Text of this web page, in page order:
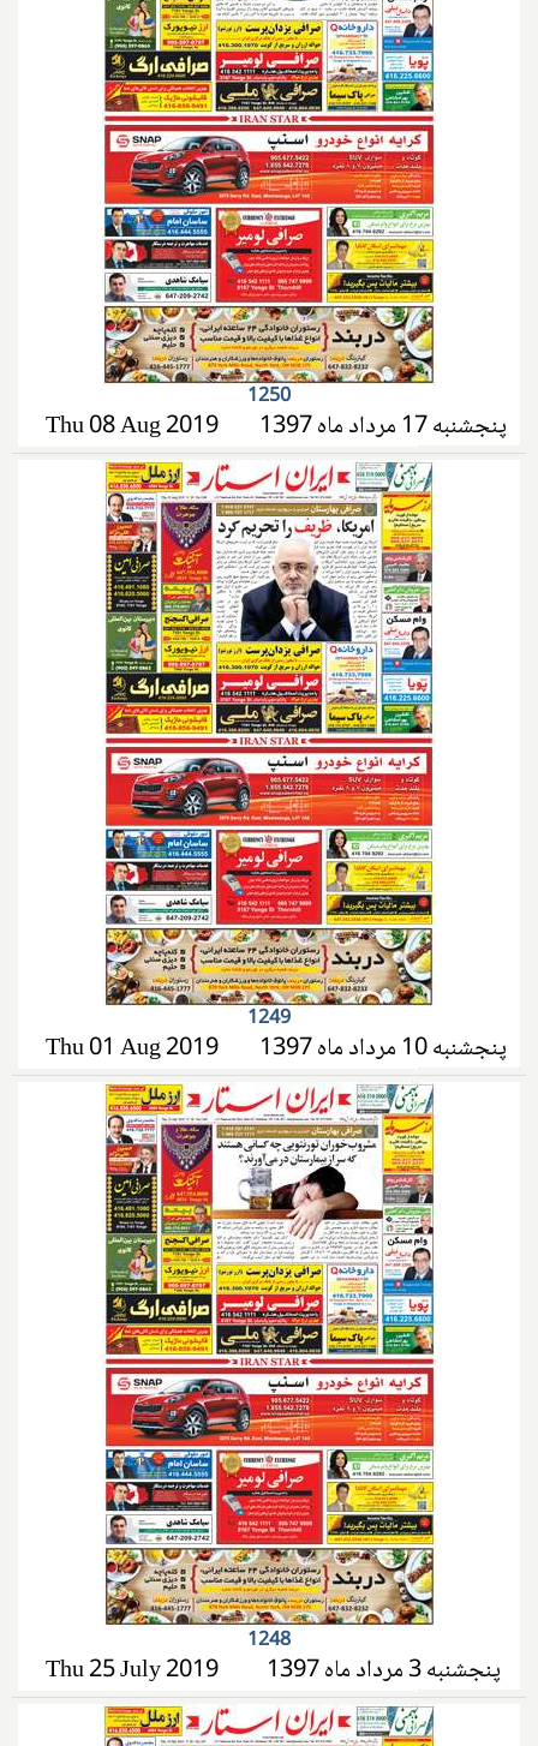
1250
پنجشنبه 17 مرداد ماه 1397 Thu 08 Aug 2019
1249
پنجشنبه 10 مرداد ماه 1397 Thu 01 Aug 2019
1248
پنجشنبه 3 مرداد ماه 1397 Thu 25 July 2019